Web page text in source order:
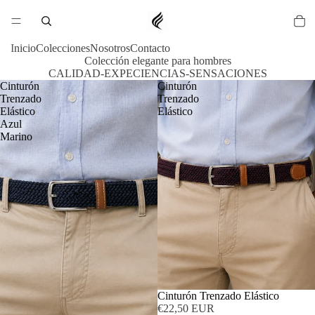
InicioColeccionesNosotrosContacto
Colección elegante para hombres
CALIDAD-EXPECIENCIAS-SENSACIONES
Cinturón
Trenzado
Elástico
Azul
Marino
Cinturón
Trenzado
Elástico
Cinturón Trenzado Elástico
€22,50 EUR